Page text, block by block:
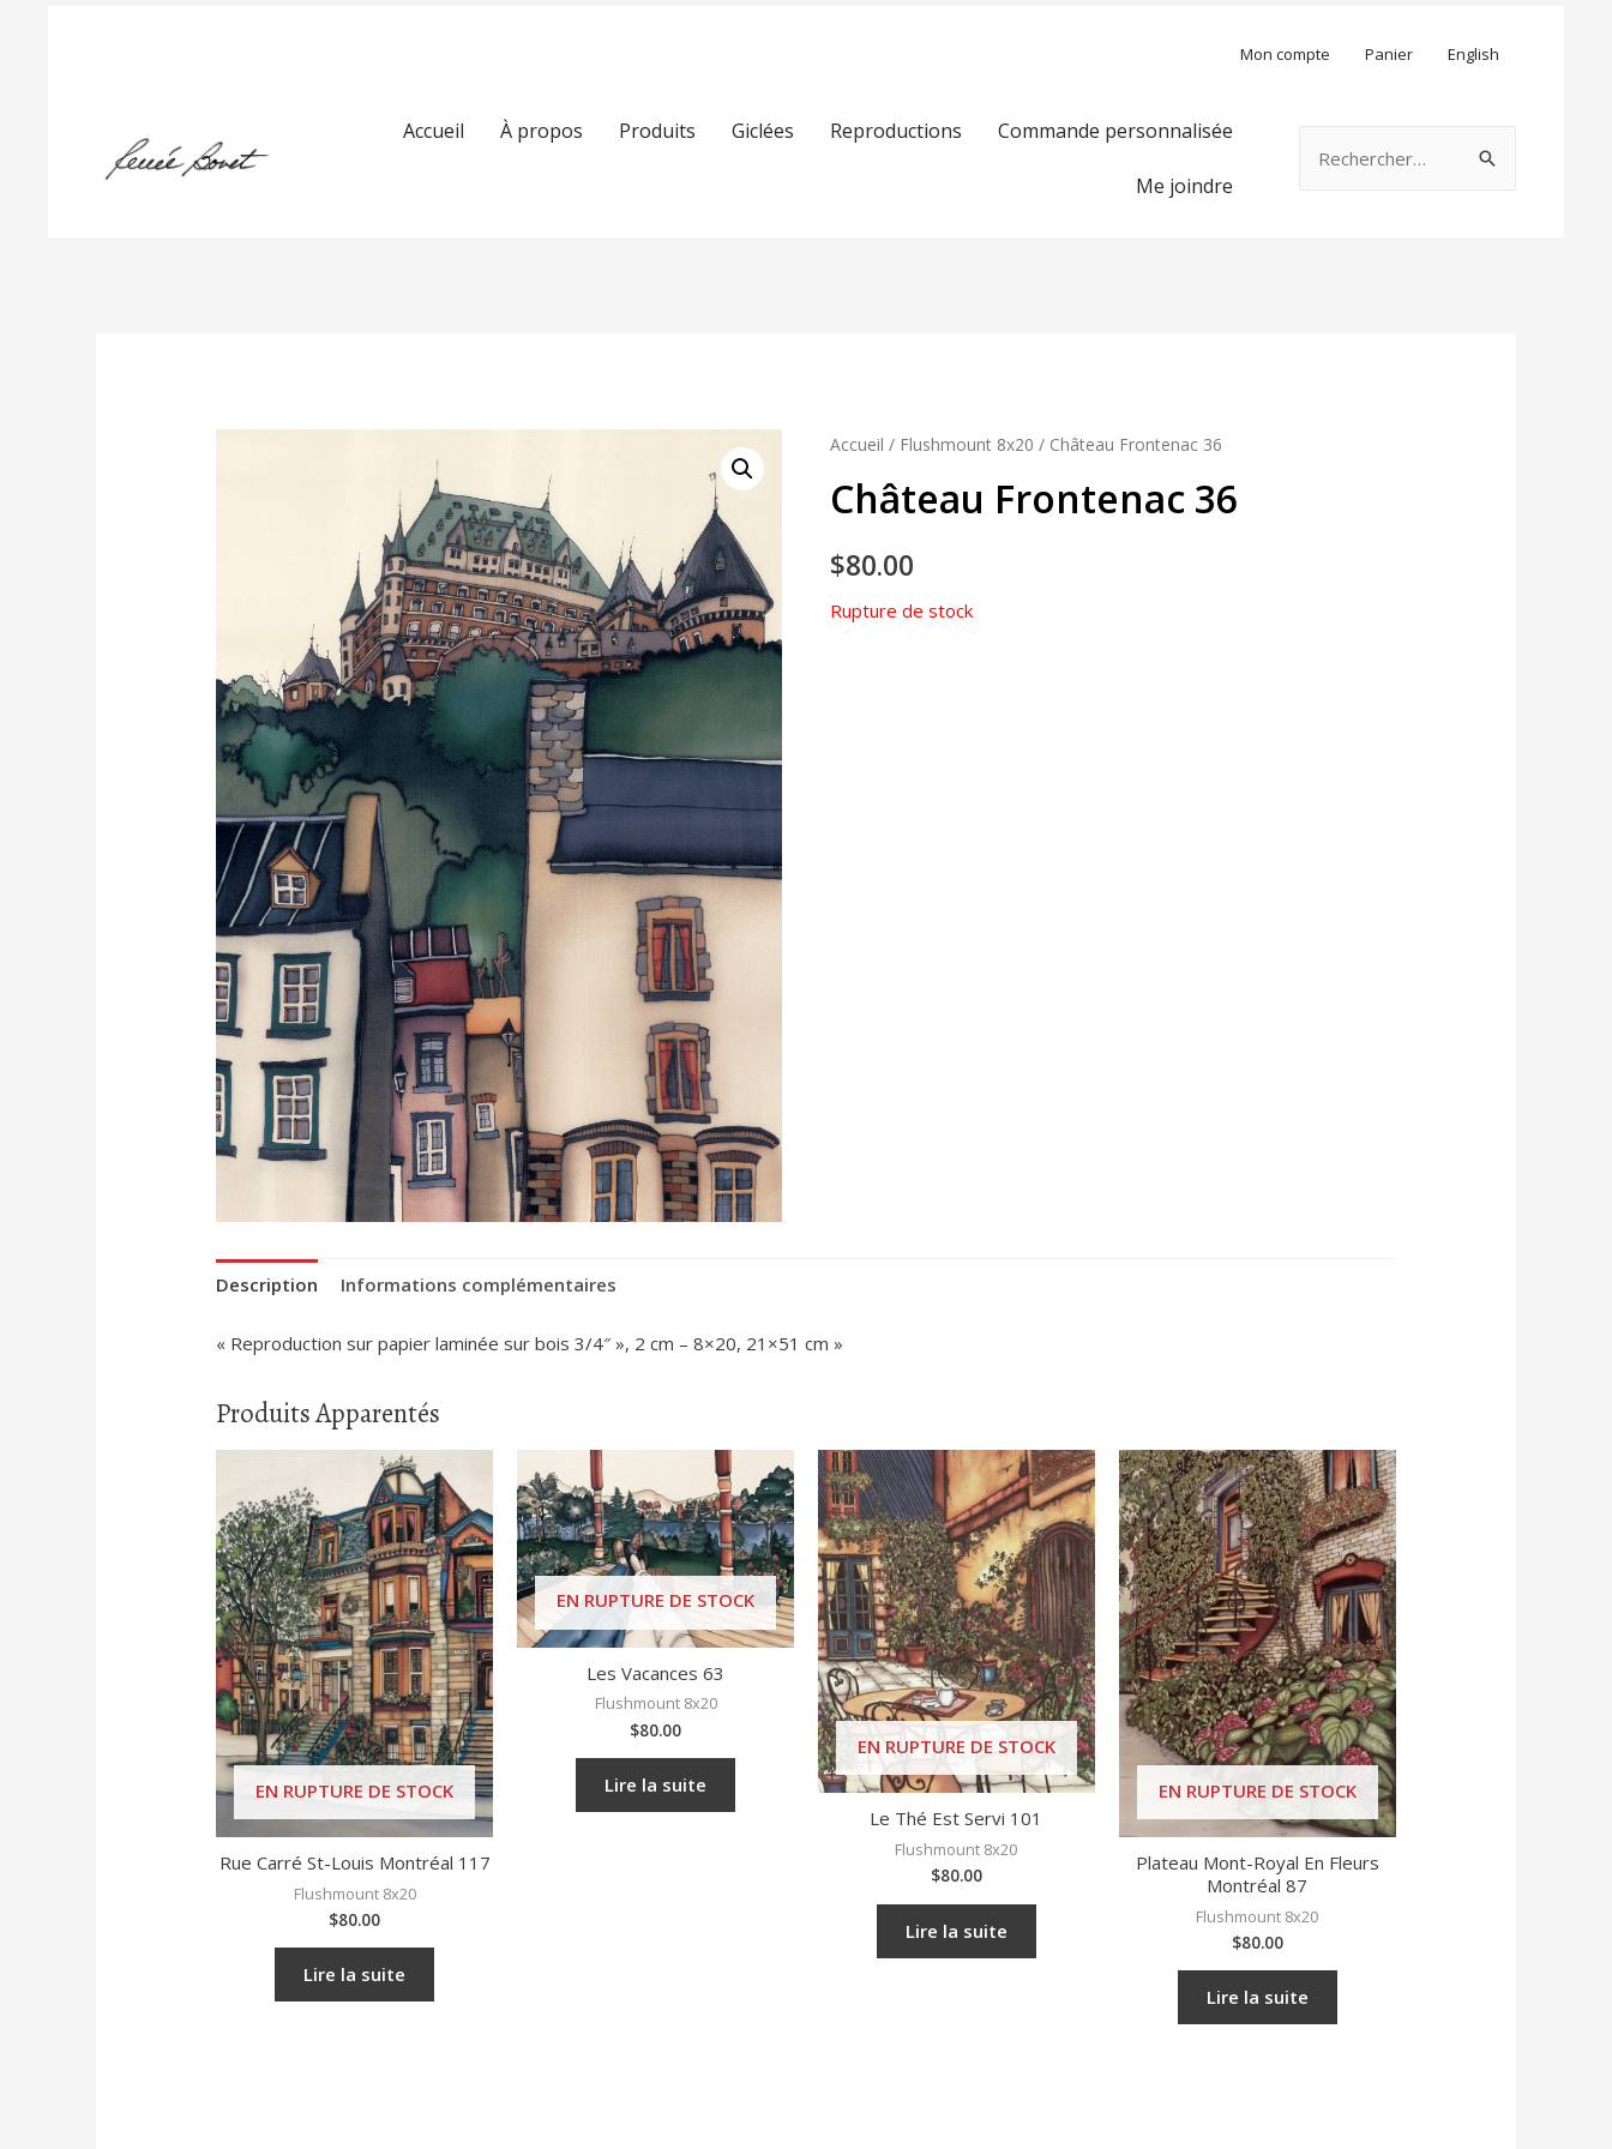
Mon compte Panier English
Accueil À propos Produits Giclées Reproductions Commande personnalisée
Me joindre
Accueil / Flushmount 8x20 / Château Frontenac 36
Château Frontenac 36
$80.00
Rupture de stock
Description Informations complémentaires
« Reproduction sur papier laminée sur bois 3/4″ », 2 cm – 8×20, 21×51 cm »
Produits Apparentés
EN RUPTURE DE STOCK
Rue Carré St-Louis Montréal 117
Flushmount 8x20
$80.00
Lire la suite
EN RUPTURE DE STOCK
Les Vacances 63
Flushmount 8x20
$80.00
Lire la suite
EN RUPTURE DE STOCK
Le Thé Est Servi 101
Flushmount 8x20
$80.00
Lire la suite
EN RUPTURE DE STOCK
Plateau Mont-Royal En Fleurs
Montréal 87
Flushmount 8x20
$80.00
Lire la suite